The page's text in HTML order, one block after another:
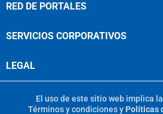
RED DE PORTALES
SERVICIOS CORPORATIVOS
LEGAL
El uso de este sitio web implica
Términos y condicionesy Políticas